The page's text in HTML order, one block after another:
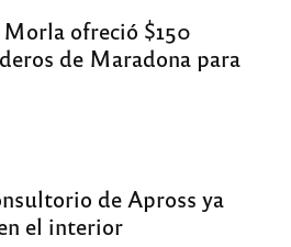
ofreció $150
de Maradona para
de Apross ya
el interior